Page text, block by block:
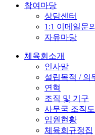
참여마당
상담센터
1:1 이메일문의
자유마당
체육회소개
인사말
설립목적 / 의
연혁
조직 및 기구
사무국 조직도
임원현황
체육회규정집